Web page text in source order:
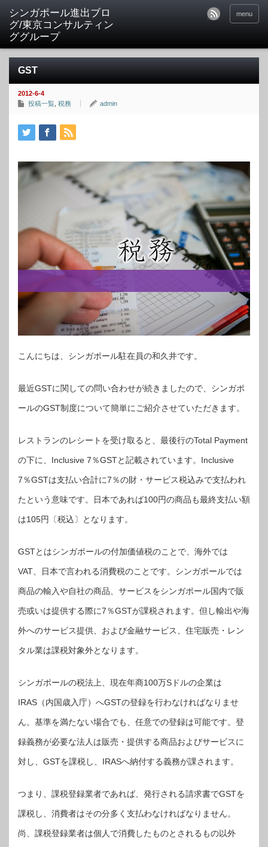
シンガポール進出ブロ
グ/東京コンサルティン
ググループ
menu
GST
2012-6-4
投稿一覧 税務 admin
こんにちは、シンガポール駐在員の和久井です。
最近GSTに関しての問い合わせが続きましたので、シンガポ
ールのGST制度について簡単にご紹介させていただきます。
レストランのレシートを受け取ると、最後行のTotal Payment
の下に、Inclusive 7％GSTと記載されています。Inclusive
7％GSTは支払い合計に7％の財・サービス税込みで支払われ
たという意味です。日本であれば100円の商品も最終支払い額
は105円〔税込〕となります。
GSTとはシンガポールの付加価値税のことで、海外では
VAT、日本で言われる消費税のことです。シンガポールでは
商品の輸入や自社の商品、サービスをシンガポール国内で販
売或いは提供する際に7％GSTが課税されます。但し輸出や海
外へのサービス提供、および金融サービス、住宅販売・レン
タル業は課税対象外となります。
シンガポールの税法上、現在年商100万Sドルの企業は
IRAS（内国歳入庁）へGSTの登録を行わなければなりませ
ん。基準を満たない場合でも、任意での登録は可能です。登
録義務が必要な法人は販売・提供する商品およびサービスに
対し、GSTを課税し、IRASへ納付する義務が課されます。
つまり、課税登録業者であれば、発行される請求書でGSTを
課税し、消費者はその分多く支払わなければなりません。
尚、課税登録業者は個人で消費したものとされるもの以外